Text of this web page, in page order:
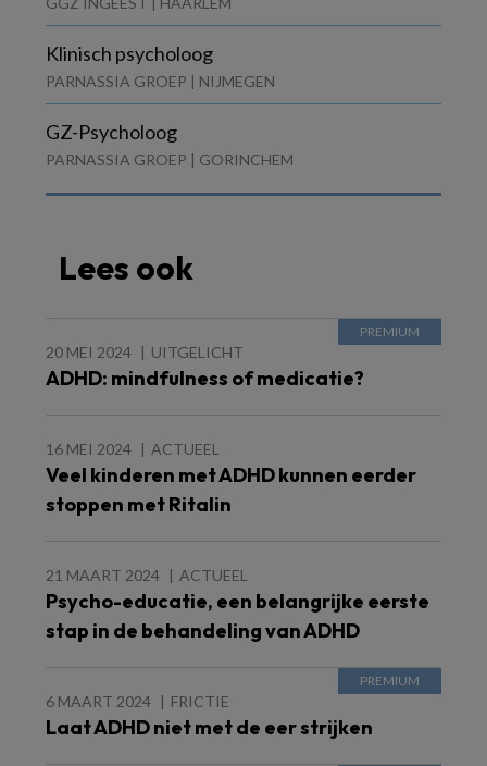
Klinisch psycholoog
PARNASSIA GROEP | NIJMEGEN
GZ-Psycholoog
PARNASSIA GROEP | GORINCHEM
Lees ook
20 MEI 2024 UITGELICHT
ADHD: mindfulness of medicatie?
16 MEI 2024 ACTUEEL
Veel kinderen met ADHD kunnen eerder
stoppen met Ritalin
21 MAART 2024 ACTUEEL
Psycho-educatie, een belangrijke eerste
stap in de behandeling van ADHD
6 MAART 2024 FRICTIE
Laat ADHD niet met de eer strijken